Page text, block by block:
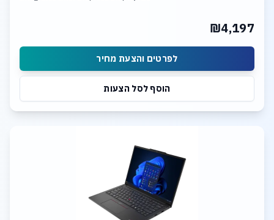
₪4,197
לפרטים והצעת מחיר
הוסף לסל הצעות